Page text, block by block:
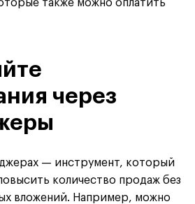
также можно оплатить
через
— инструмент, который
количество продаж без
вложений. Например, можно